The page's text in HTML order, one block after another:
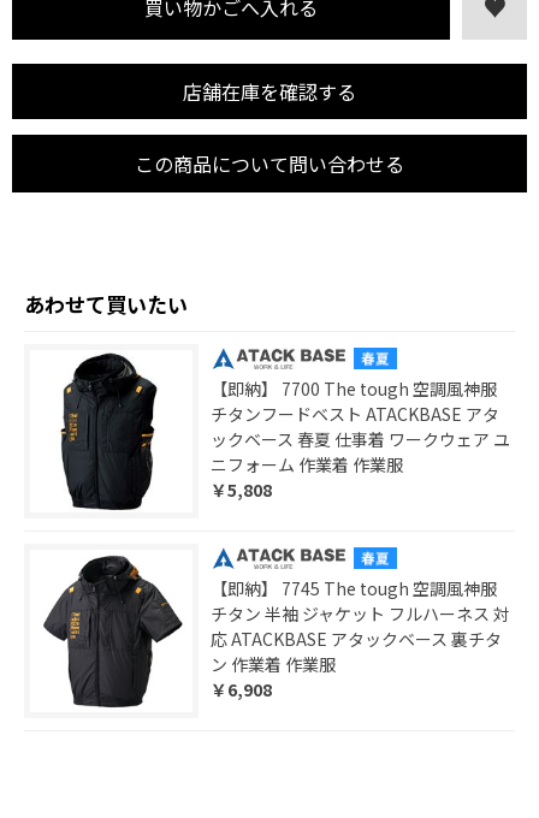
店舗在庫を確認する
あわせて買いたい
【即納】 7700 The tough 空調風神服
チタンフードベスト ATACKBASE アタ
ックベース 春夏 仕事着 ワークウェア ユ
ニフォーム 作業着 作業服
￥5,808
【即納】 7745 The tough 空調風神服
チタン 半袖 ジャケット フルハーネス 対
応 ATACKBASE アタックベース 裏チタ
ン 作業着 作業服
￥6,908
この商品について問い合わせる